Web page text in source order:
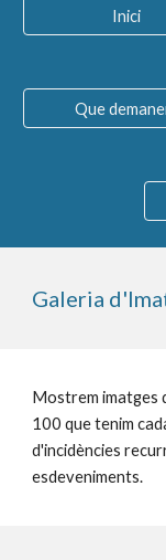
Inici
Que
Galeria
Mostrem imatges
100 que tenim
d'incidències
esdeveniments.